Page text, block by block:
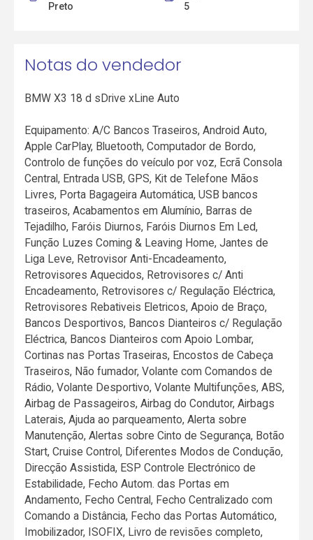
Preto
5
Notas do vendedor
BMW X3 18 d sDrive xLine Auto
Equipamento: A/C Bancos Traseiros, Android Auto,
Apple CarPlay, Bluetooth, Computador de Bordo,
Controlo de funções do veículo por voz, Ecrã Consola
Central, Entrada USB, GPS, Kit de Telefone Mãos
Livres, Porta Bagageira Automática, USB bancos
traseiros, Acabamentos em Alumínio, Barras de
Tejadilho, Faróis Diurnos, Faróis Diurnos Em Led,
Função Luzes Coming & Leaving Home, Jantes de
Liga Leve, Retrovisor Anti-Encadeamento,
Retrovisores Aquecidos, Retrovisores c/ Anti
Encadeamento, Retrovisores c/ Regulação Eléctrica,
Retrovisores Rebativeis Eletricos, Apoio de Braço,
Bancos Desportivos, Bancos Dianteiros c/ Regulação
Eléctrica, Bancos Dianteiros com Apoio Lombar,
Cortinas nas Portas Traseiras, Encostos de Cabeça
Traseiros, Não fumador, Volante com Comandos de
Rádio, Volante Desportivo, Volante Multifunções, ABS,
Airbag de Passageiros, Airbag do Condutor, Airbags
Laterais, Ajuda ao parqueamento, Alerta sobre
Manutenção, Alertas sobre Cinto de Segurança, Botão
Start, Cruise Control, Diferentes Modos de Condução,
Direcção Assistida, ESP Controle Electrónico de
Estabilidade, Fecho Autom. das Portas em
Andamento, Fecho Central, Fecho Centralizado com
Comando a Distância, Fecho das Portas Automático,
Imobilizador, ISOFIX, Livro de revisões completo,